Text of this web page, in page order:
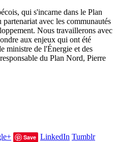
qui s'incarne dans le Plan
avec les communautés
Nous travaillerons avec
aux enjeux qui ont été
ministre de l'Énergie et des
du Plan Nord, Pierre
Save LinkedIn Tumblr